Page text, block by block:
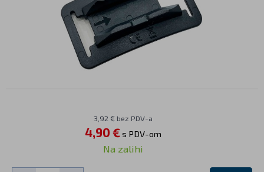
3,92 € bez PDV-a
4,90 €s PDV-om
Na zalihi